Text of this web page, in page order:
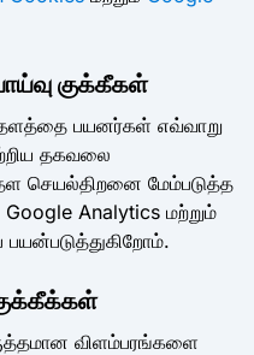
குக்கீகள்
பயனர்கள் எவ்வாறு
தகவலை
செயல்திறனை மேம்படுத்த
Analytics மற்றும்
விளம்பரங்களை